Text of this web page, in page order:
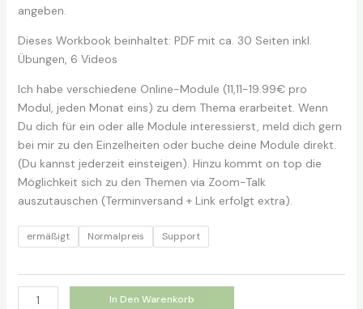
angeben.
Dieses Workbook beinhaltet: PDF mit ca. 30 Seiten inkl.
Übungen, 6 Videos
Ich habe verschiedene Online-Module (11,11-19.99€ pro
Modul, jeden Monat eins) zu dem Thema erarbeitet. Wenn
Du dich für ein oder alle Module interessierst, meld dich gern
bei mir zu den Einzelheiten oder buche deine Module direkt.
(Du kannst jederzeit einsteigen). Hinzu kommt on top die
Möglichkeit sich zu den Themen via Zoom-Talk
auszutauschen (Terminversand + Link erfolgt extra).
ermäßigt Normalpreis Support
Online
In Den Warenkorb